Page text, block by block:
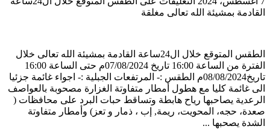
القادمة بمشيئة الله تعالى مغلقة
الطقس المتوقع خلال ال24ساعة القادمة بمشيئة الله تعالى خلال
الفترة من الساعة 16:00 تاريخ 07/08/2024م حتى الساعة 16:00
تاريخ08/08/2024م الطقس :- المرتفعات الجبلية :- اجواء غائمة جزئيا
الى غائمة كليا مع هطول أمطار متفاوتة الغزارة مصحوبة بالعواصف
الرعدية يصاحبها رياح هابطة وتساقط حبات البرد على محافظات (
صعدة، حجه، المحويت، ريمة, إب ، ذمار و تعز) وأمطار متفاوتة
الشدة يصحبها ...